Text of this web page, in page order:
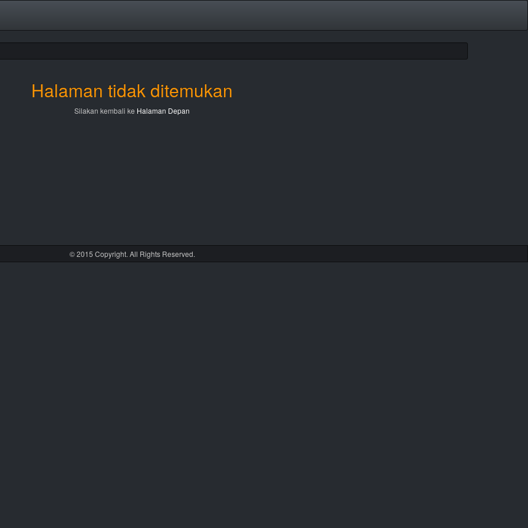
Halaman tidak ditemukan
Silakan kembali ke Halaman Depan
© 2015 Copyright. All Rights Reserved.